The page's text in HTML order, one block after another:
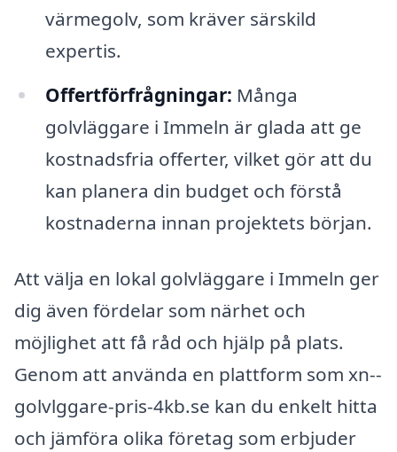
värmegolv, som kräver särskild
expertis.
Offertförfrågningar: Många
golvläggare i Immeln är glada att ge
kostnadsfria offerter, vilket gör att du
kan planera din budget och förstå
kostnaderna innan projektets början.
Att välja en lokal golvläggare i Immeln ger
dig även fördelar som närhet och
möjlighet att få råd och hjälp på plats.
Genom att använda en plattform som xn--
golvlggare-pris-4kb.se kan du enkelt hitta
och jämföra olika företag som erbjuder